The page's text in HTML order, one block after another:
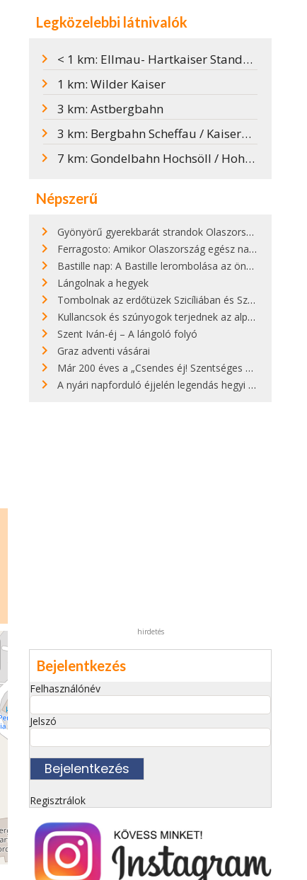
Legközelebbi látnivalók
< 1 km: Ellmau- Hartkaiser Standseilbahn / Ellmi Varázsvilága
1 km: Wilder Kaiser
3 km: Astbergbahn
3 km: Bergbahn Scheffau / KaiserWelt
7 km: Gondelbahn Hochsöll / Hohe Salve síterület
Népszerű
Gyönyörű gyerekbarát strandok Olaszországban - megmutatjuk a 15 legjobbat
Ferragosto: Amikor Olaszország egész nap nyaral
Bastille nap: A Bastille lerombolása az önkényuralom végét jelentette
Lángolnak a hegyek
Tombolnak az erdőtüzek Szicíliában és Szardínián
Kullancsok és szúnyogok terjednek az alpesi legelőkön
Szent Iván-éj – A lángoló folyó
Graz adventi vásárai
Már 200 éves a „Csendes éj! Szentséges éj!”
A nyári napforduló éjjelén legendás hegyi tüzek világítják meg Zugspitzét
hirdetés
Bejelentkezés
Felhasználónév
Jelszó
Regisztrálok